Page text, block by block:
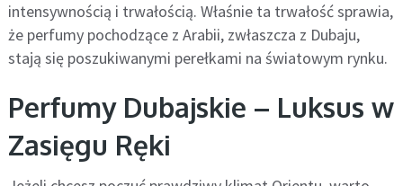
intensywnością i trwałością. Właśnie ta trwałość sprawia,
że perfumy pochodzące z Arabii, zwłaszcza z Dubaju,
stają się poszukiwanymi perełkami na światowym rynku.
Perfumy Dubajskie – Luksus w
Zasięgu Ręki